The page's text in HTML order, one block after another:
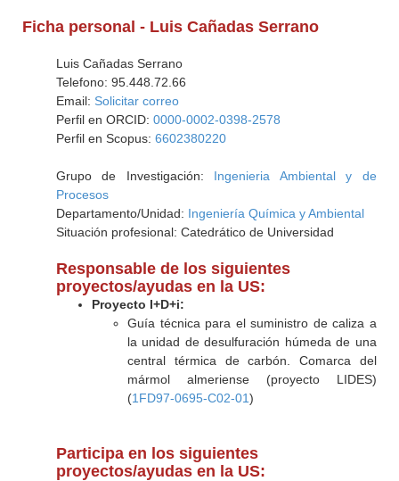
Ficha personal - Luis Cañadas Serrano
Luis Cañadas Serrano
Telefono: 95.448.72.66
Email: Solicitar correo
Perfil en ORCID: 0000-0002-0398-2578
Perfil en Scopus: 6602380220
Grupo de Investigación: Ingenieria Ambiental y de
Procesos
Departamento/Unidad: Ingeniería Química y Ambiental
Situación profesional: Catedrático de Universidad
Responsable de los siguientes
proyectos/ayudas en la US:
Proyecto I+D+i:
Guía técnica para el suministro de caliza a
la unidad de desulfuración húmeda de una
central térmica de carbón. Comarca del
mármol almeriense (proyecto LIDES)
(1FD97-0695-C02-01)
Participa en los siguientes
proyectos/ayudas en la US: